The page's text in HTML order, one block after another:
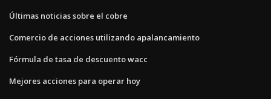
Últimas noticias sobre el cobre
Comercio de acciones utilizando apalancamiento
Fórmula de tasa de descuento wacc
Mejores acciones para operar hoy